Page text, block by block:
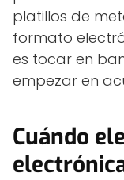
platillos de
formato
es tocar en
empezar en
Cuándo